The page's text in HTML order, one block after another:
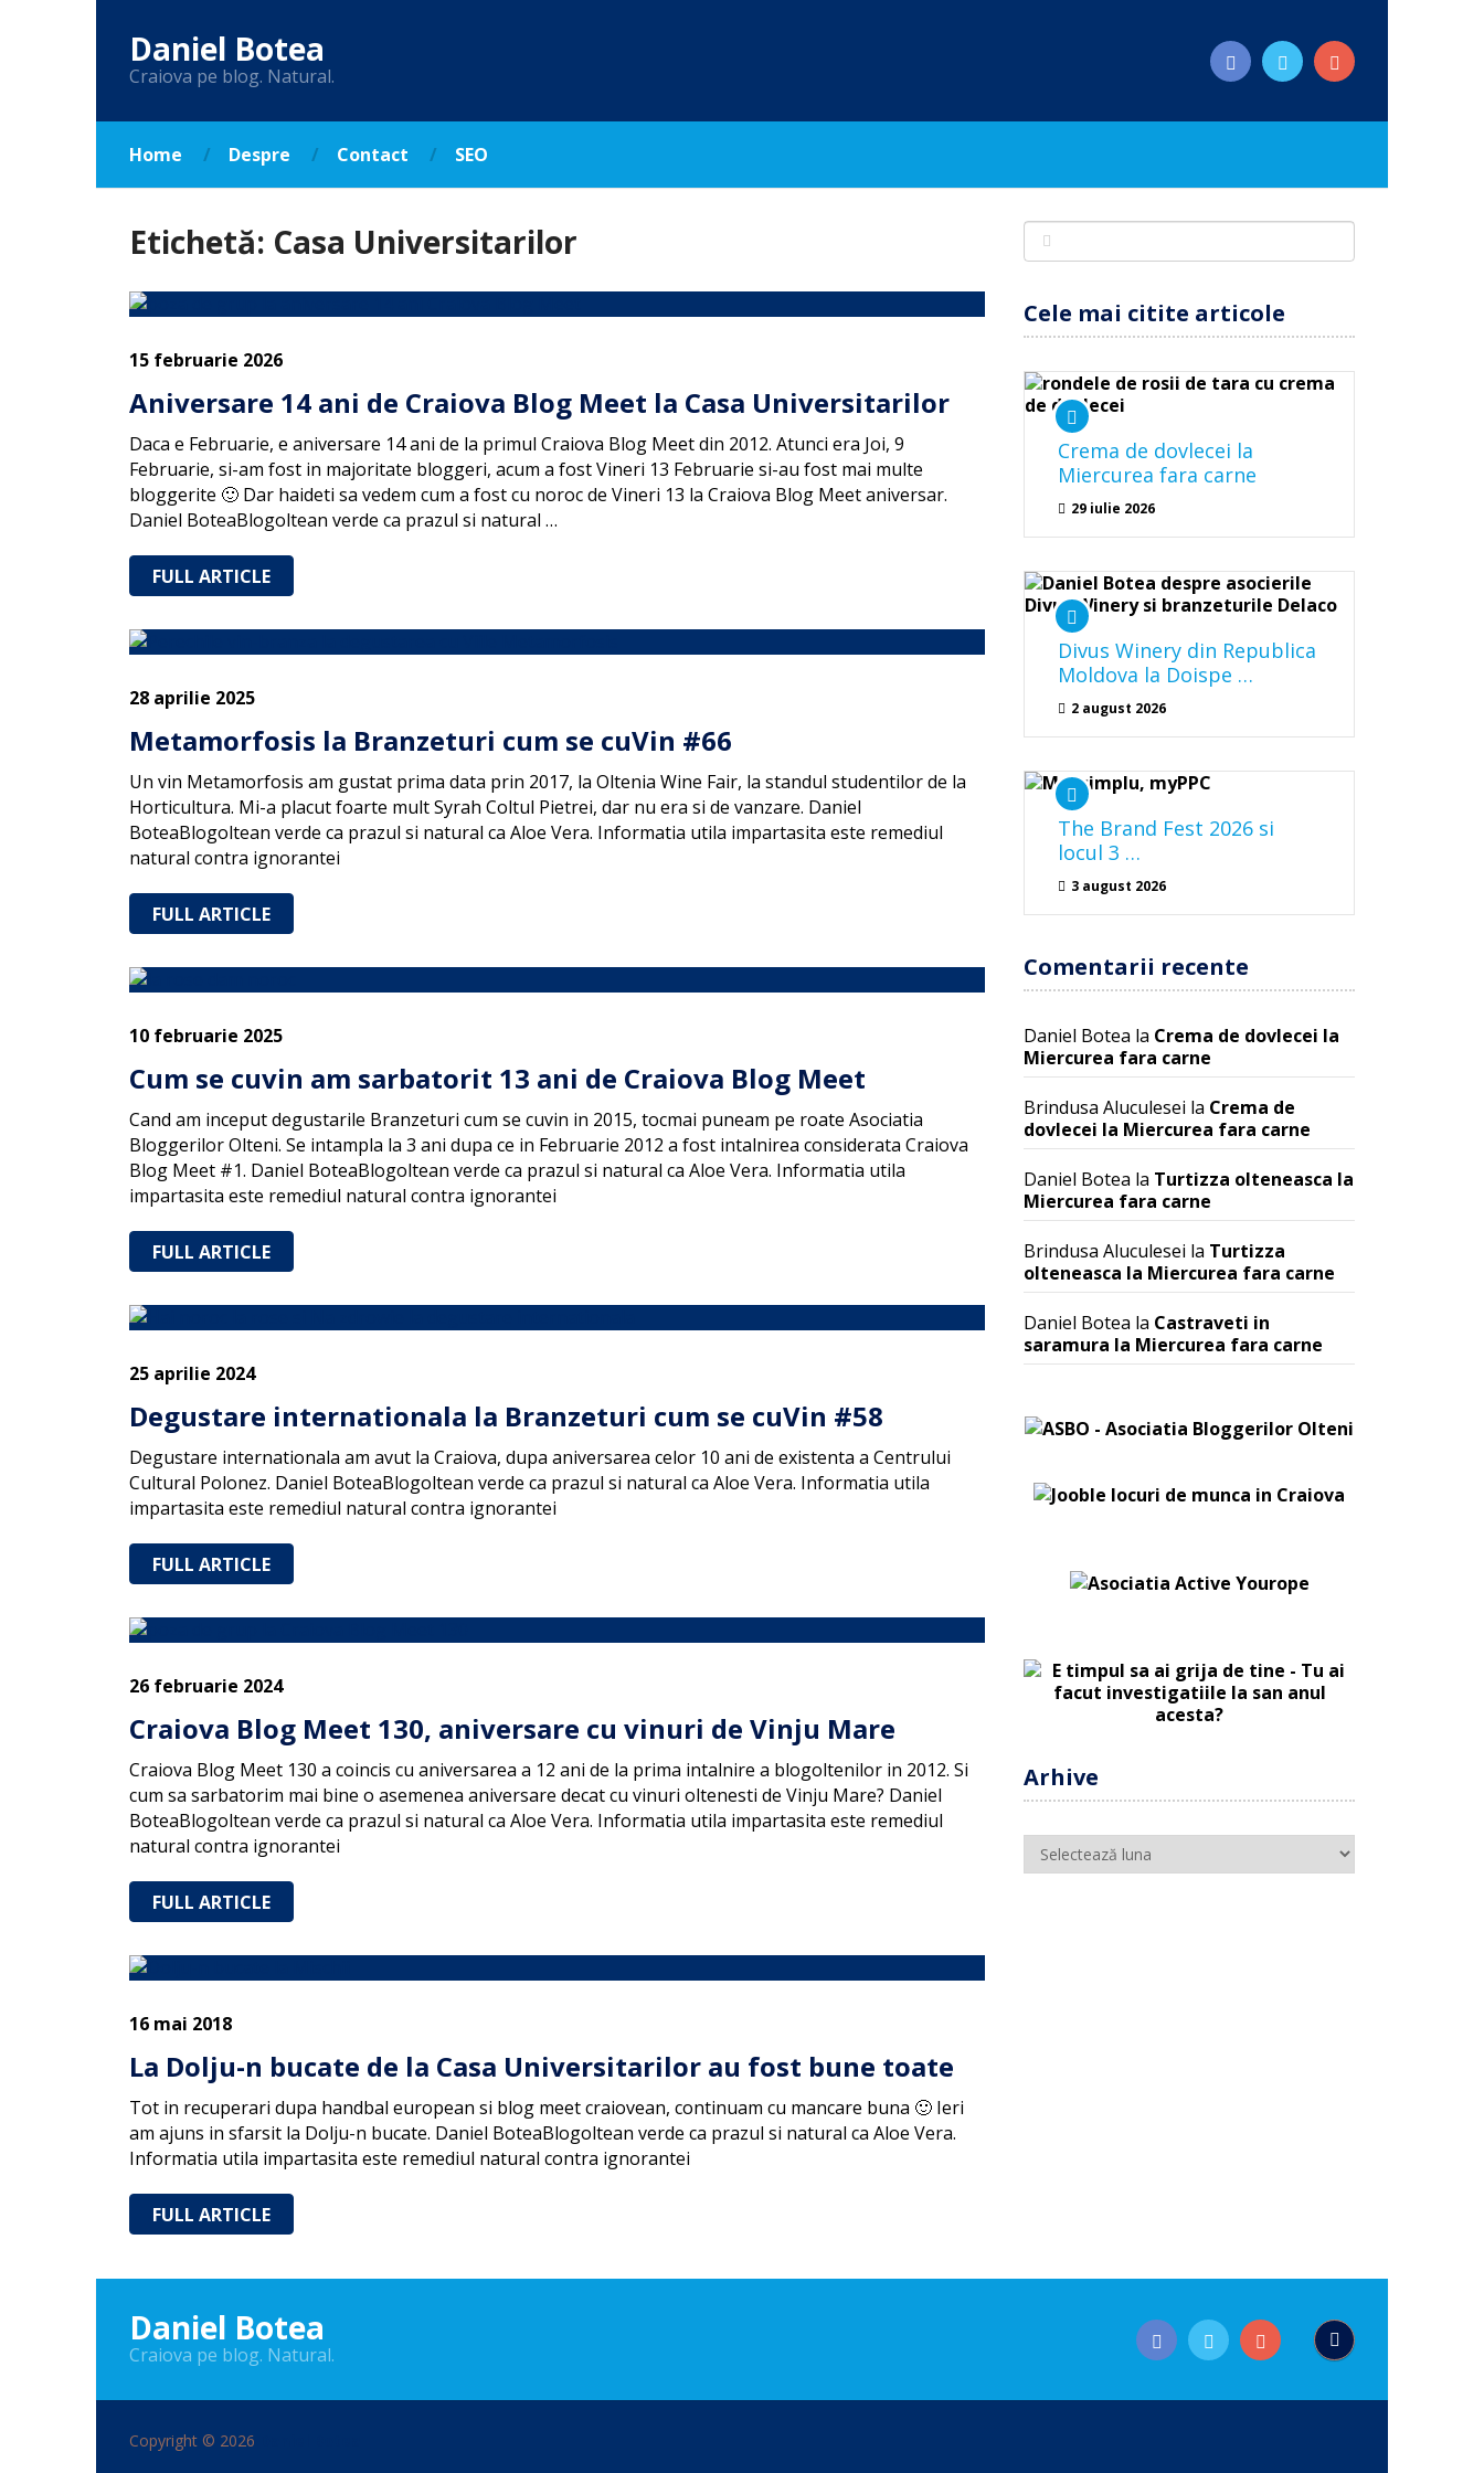
Daniel Botea
Craiova pe blog. Natural.
Home Despre Contact SEO
Etichetă: Casa Universitarilor
15 februarie 2026
Aniversare 14 ani de Craiova Blog Meet la Casa Universitarilor
Daca e Februarie, e aniversare 14 ani de la primul Craiova Blog Meet din 2012. Atunci era Joi, 9
Februarie, si-am fost in majoritate bloggeri, acum a fost Vineri 13 Februarie si-au fost mai multe
bloggerite 🙂 Dar haideti sa vedem cum a fost cu noroc de Vineri 13 la Craiova Blog Meet aniversar.
Daniel BoteaBlogoltean verde ca prazul si natural …
FULL ARTICLE
28 aprilie 2025
Metamorfosis la Branzeturi cum se cuVin #66
Un vin Metamorfosis am gustat prima data prin 2017, la Oltenia Wine Fair, la standul studentilor de la
Horticultura. Mi-a placut foarte mult Syrah Coltul Pietrei, dar nu era si de vanzare. Daniel
BoteaBlogoltean verde ca prazul si natural ca Aloe Vera. Informatia utila impartasita este remediul
natural contra ignorantei
FULL ARTICLE
10 februarie 2025
Cum se cuvin am sarbatorit 13 ani de Craiova Blog Meet
Cand am inceput degustarile Branzeturi cum se cuvin in 2015, tocmai puneam pe roate Asociatia
Bloggerilor Olteni. Se intampla la 3 ani dupa ce in Februarie 2012 a fost intalnirea considerata Craiova
Blog Meet #1. Daniel BoteaBlogoltean verde ca prazul si natural ca Aloe Vera. Informatia utila
impartasita este remediul natural contra ignorantei
FULL ARTICLE
25 aprilie 2024
Degustare internationala la Branzeturi cum se cuVin #58
Degustare internationala am avut la Craiova, dupa aniversarea celor 10 ani de existenta a Centrului
Cultural Polonez. Daniel BoteaBlogoltean verde ca prazul si natural ca Aloe Vera. Informatia utila
impartasita este remediul natural contra ignorantei
FULL ARTICLE
26 februarie 2024
Craiova Blog Meet 130, aniversare cu vinuri de Vinju Mare
Craiova Blog Meet 130 a coincis cu aniversarea a 12 ani de la prima intalnire a blogoltenilor in 2012. Si
cum sa sarbatorim mai bine o asemenea aniversare decat cu vinuri oltenesti de Vinju Mare? Daniel
BoteaBlogoltean verde ca prazul si natural ca Aloe Vera. Informatia utila impartasita este remediul
natural contra ignorantei
FULL ARTICLE
16 mai 2018
La Dolju-n bucate de la Casa Universitarilor au fost bune toate
Tot in recuperari dupa handbal european si blog meet craiovean, continuam cu mancare buna 🙂 Ieri
am ajuns in sfarsit la Dolju-n bucate. Daniel BoteaBlogoltean verde ca prazul si natural ca Aloe Vera.
Informatia utila impartasita este remediul natural contra ignorantei
FULL ARTICLE
Cele mai citite articole
Crema de dovlecei la
Miercurea fara carne
29 iulie 2026
Divus Winery din Republica
Moldova la Doispe …
2 august 2026
The Brand Fest 2026 si
locul 3 …
3 august 2026
Comentarii recente
Daniel Botea la Crema de dovlecei la
Miercurea fara carne
Brindusa Aluculesei la Crema de
dovlecei la Miercurea fara carne
Daniel Botea la Turtizza olteneasca la
Miercurea fara carne
Brindusa Aluculesei la Turtizza
olteneasca la Miercurea fara carne
Daniel Botea la Castraveti in
saramura la Miercurea fara carne
Arhive
Arhive
Daniel Botea
Craiova pe blog. Natural.
Copyright © 2026